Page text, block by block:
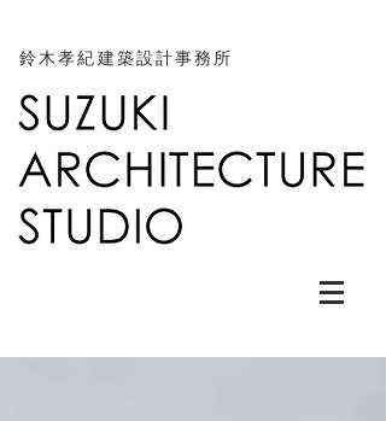
鈴木孝紀建築設計事務所